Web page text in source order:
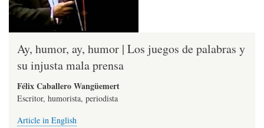
Ay, humor, ay, humor | Los juegos de palabras y
su injusta mala prensa
Félix Caballero Wangüemert
Escritor, humorista, periodista
Article in English